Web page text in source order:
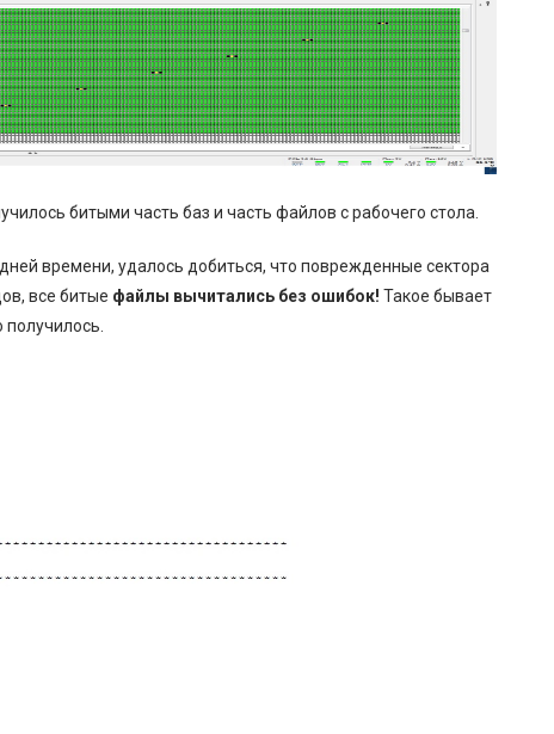
битыми часть баз и часть файлов с рабочего стола.
времени, удалось добиться, что поврежденные сектора
все битые файлы вычитались без ошибок! Такое бывает
получилось.